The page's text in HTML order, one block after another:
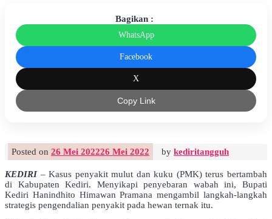
Bagikan :
WhatsApp
Facebook
X
Copy Link
Posted on 26 Mei 202226 Mei 2022 by kediritangguh
KEDIRI– Kasus penyakit mulut dan kuku (PMK) terus bertambah
di Kabupaten Kediri. Menyikapi penyebaran wabah ini, Bupati
Kediri Hanindhito Himawan Pramana mengambil langkah-langkah
strategis pengendalian penyakit pada hewan ternak itu.